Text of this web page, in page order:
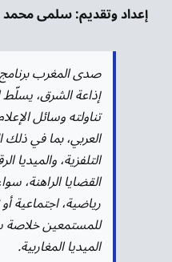
إعداد وتقديم: سلمى محمد
صدى المغرب
إذاعة الشرق، يسلّط
تناولته وسائل
العربي، بما في
التلفزية، والميديا
القضايا الراهنة،
رياضية، اجتماعية
للمستمعين خلاصة
الميديا المغاربية.